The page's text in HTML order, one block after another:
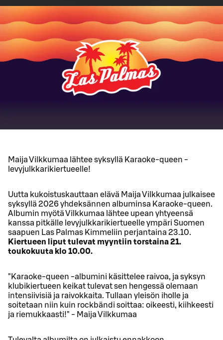
Maija Vilkkumaa lähtee syksyllä Karaoke-queen -
levyjulkkarikiertueelle!
Uutta kukoistuskauttaan elävä Maija Vilkkumaa julkaisee
syksyllä 2026 yhdeksännen albuminsa Karaoke-queen.
Albumin myötä Vilkkumaa lähtee upean yhtyeensä
kanssa pitkälle levyjulkkarikiertueelle ympäri Suomen
saapuen Las Palmas Kimmeliin perjantaina 23.10.
Kiertueen liput tulevat myyntiin torstaina 21.
toukokuuta klo 10.00.
"Karaoke-queen -albumini käsittelee raivoa, ja syksyn
klubikiertueen keikat tulevat sen hengessä olemaan
intensiivisiä ja raivokkaita. Tullaan yleisön iholle ja
soitetaan niin kuin rockbändi soittaa: oikeesti, kiihkeesti
ja riemukkaasti!" - Maija Vilkkumaa